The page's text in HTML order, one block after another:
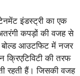
इंडस्ट्री का एक
कपड़ों की वजह से
बोल्ड आउटफिट में नजर
क्रिएटिविटी की तरफ
रहती हैं। जिसकी वजह